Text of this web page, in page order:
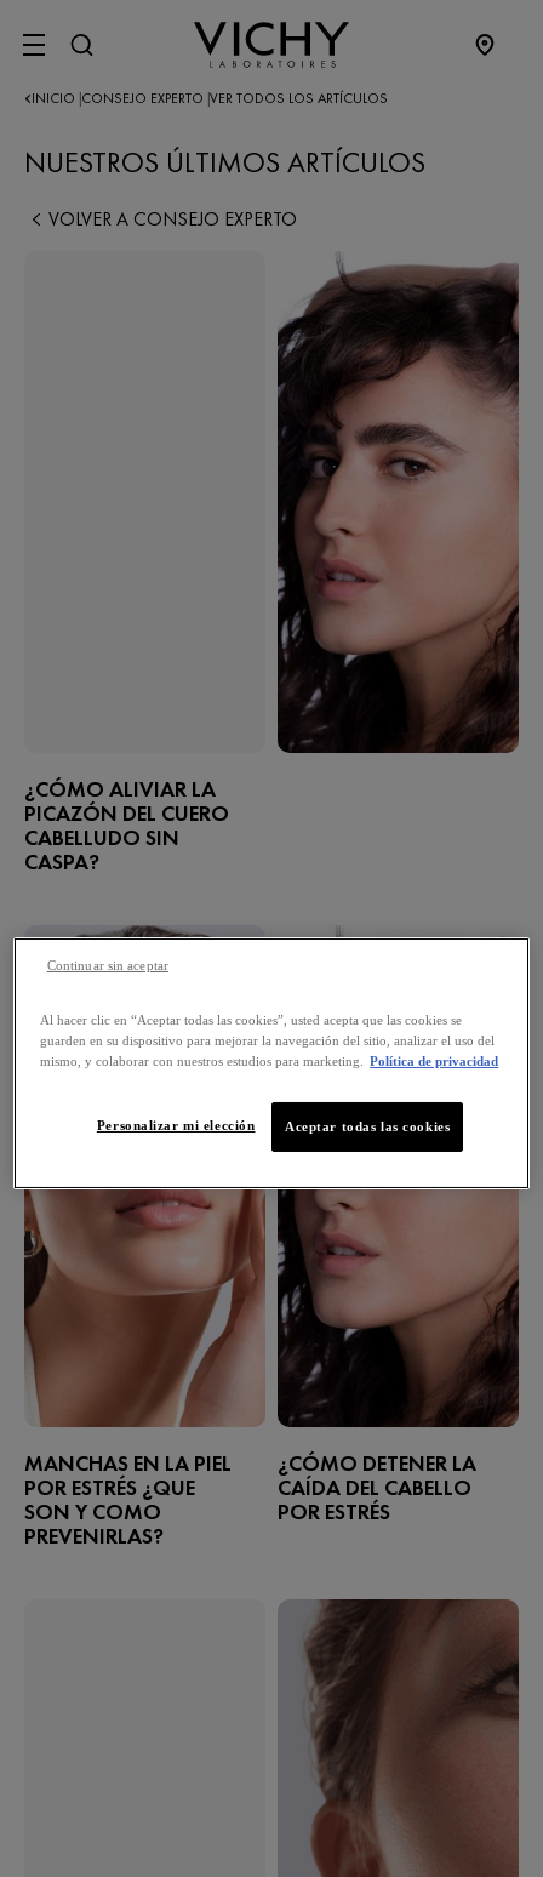
SITE MENU
INICIO CONSEJO EXPERTO VER TODOS LOS ARTÍCULOS
NUESTROS ÚLTIMOS ARTÍCULOS
VOLVER A CONSEJO EXPERTO
¿CÓMO ALIVIAR LA
PICAZÓN DEL CUERO
CABELLUDO SIN
CASPA?
MANCHAS EN LA PIEL
POR ESTRÉS ¿QUE
SON Y COMO
PREVENIRLAS?
¿CÓMO DETENER LA
CAÍDA DEL CABELLO
POR ESTRÉS​
Al hacer clic en “Aceptar todas las cookies”, usted acepta que las cookies se
guarden en su dispositivo para mejorar la navegación del sitio, analizar el uso del
mismo, y colaborar con nuestros estudios para marketing.
Política de privacidad
Aceptar todas las cookies
Personalizar mi elección
Continuar sin aceptar